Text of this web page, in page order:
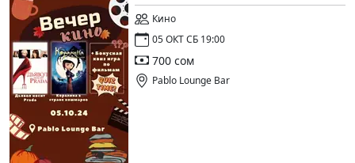
Кино
05 ОКТ СБ 19:00
700 сом
Pablo Lounge Bar